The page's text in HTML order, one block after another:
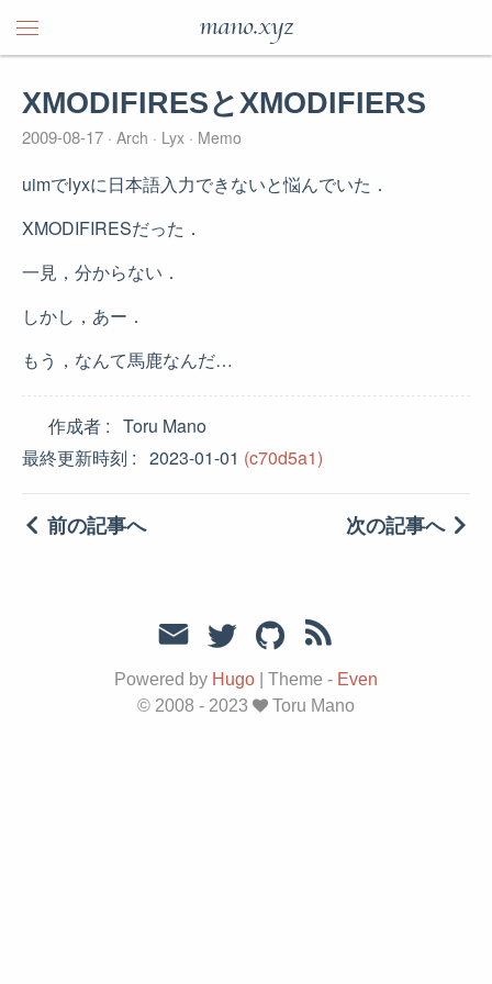
mano.xyz
XMODIFIRESとXMODIFIERS
2009-08-17 Arch Lyx Memo
uimでlyxに日本語入力できないと悩んでいた．
XMODIFIRESだった．
一見，分からない．
しかし，あー．
もう，なんて馬鹿なんだ…
作成者
Toru Mano
最終更新時刻
2023-01-01 (c70d5a1)
前の記事へ 次の記事へ
Powered by Hugo Theme - Even
© 2008 - 2023
Toru Mano